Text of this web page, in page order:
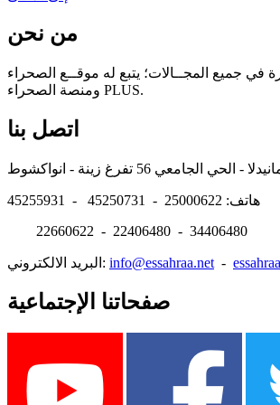
من نحن
في جميع المجــالات؛ يتبع له موقــع الصحراء
ومنصة الصحراء PLUS.
اتصل بنا
هاتف: 25000622 - 45250731 - 45255931
22660622 - 22406480 - 34406480
البريد الالكتروني: info@essahraa.net -
صفحاتنا الإجتماعية